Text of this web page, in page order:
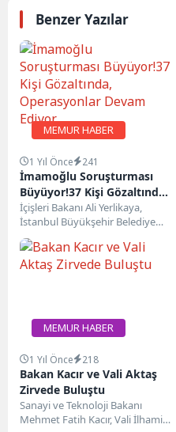
Benzer Yazılar
MEMUR HABER
1 Yıl Önce 241
İmamoğlu Soruşturması
Büyüyor!37 Kişi Gözaltında,
Operasyonlar Devam Ediyor
İçişleri Bakanı Ali Yerlikaya,
İstanbul Büyükşehir Belediye
Başkanı Ekrem İmamoğlu’nun
gözaltına alınmasının ardından
sosyal medyada...
MEMUR HABER
1 Yıl Önce 218
Bakan Kacır ve Vali Aktaş
Zirvede Buluştu
Sanayi ve Teknoloji Bakanı
Mehmet Fatih Kacır, Vali İlhami